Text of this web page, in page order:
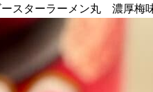
スターラーメン丸 濃厚梅